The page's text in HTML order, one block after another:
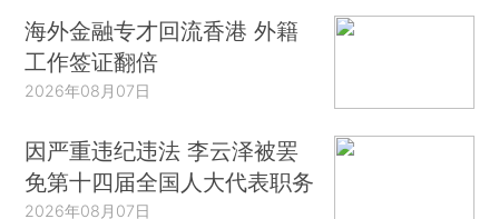
海外金融专才回流香港 外籍
工作签证翻倍
2026年08月07日
因严重违纪违法 李云泽被罢
免第十四届全国人大代表职务
2026年08月07日